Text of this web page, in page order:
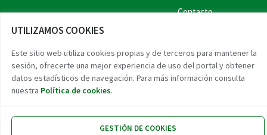
UTILIZAMOS COOKIES
Este sitio web utiliza cookies propias y de terceros para mantener la
sesión, ofrecerte una mejor experiencia de uso del portal y obtener
datos estadísticos de navegación. Para más información consulta
nuestra Política de cookies.
GESTIÓN DE COOKIES
Contacto
Accesibilidad Aviso legal Protección de datos